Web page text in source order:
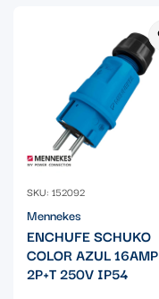
SKU: 152092
Mennekes
ENCHUFE SCHUKO
COLOR AZUL 16AMP
2P+T 250V IP54